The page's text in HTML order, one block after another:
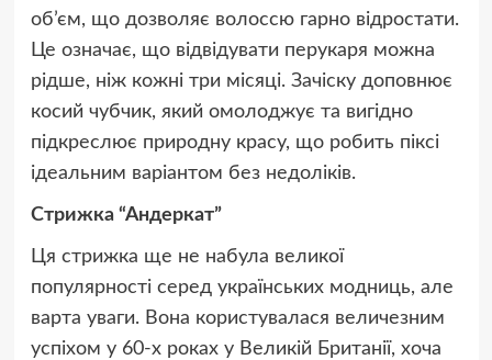
об’єм, що дозволяє волоссю гарно відростати.
Це означає, що відвідувати перукаря можна
рідше, ніж кожні три місяці. Зачіску доповнює
косий чубчик, який омолоджує та вигідно
підкреслює природну красу, що робить піксі
ідеальним варіантом без недоліків.
Стрижка “Андеркат”
Ця стрижка ще не набула великої
популярності серед українських модниць, але
варта уваги. Вона користувалася величезним
успіхом у 60-х роках у Великій Британії, хоча